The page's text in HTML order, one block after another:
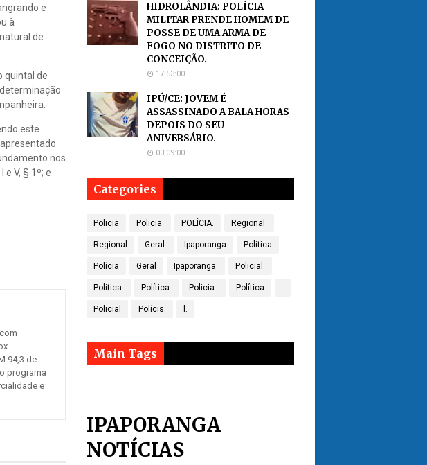
e
à
de
quintal de
este
nos
e V, § 1º; e
94,3 de
programa
e
HIDROLÂNDIA: POLÍCIA
MILITAR PRENDE HOMEM DE
POSSE DE UMA ARMA DE
FOGO NO DISTRITO DE
CONCEIÇÃO.
17:53:00
IPÚ/CE: JOVEM É
ASSASSINADO A BALA HORAS
DEPOIS DO SEU
ANIVERSÁRIO.
03:09:00
Categories
Policia Policia. POLÍCIA. Regional.
Regional Geral. Ipaporanga Politica
Polícia Geral Ipaporanga. Policial.
Politica. Política. Policia.. Política .
Policial Polícis. l.
Main Tags
IPAPORANGA
NOTÍCIAS